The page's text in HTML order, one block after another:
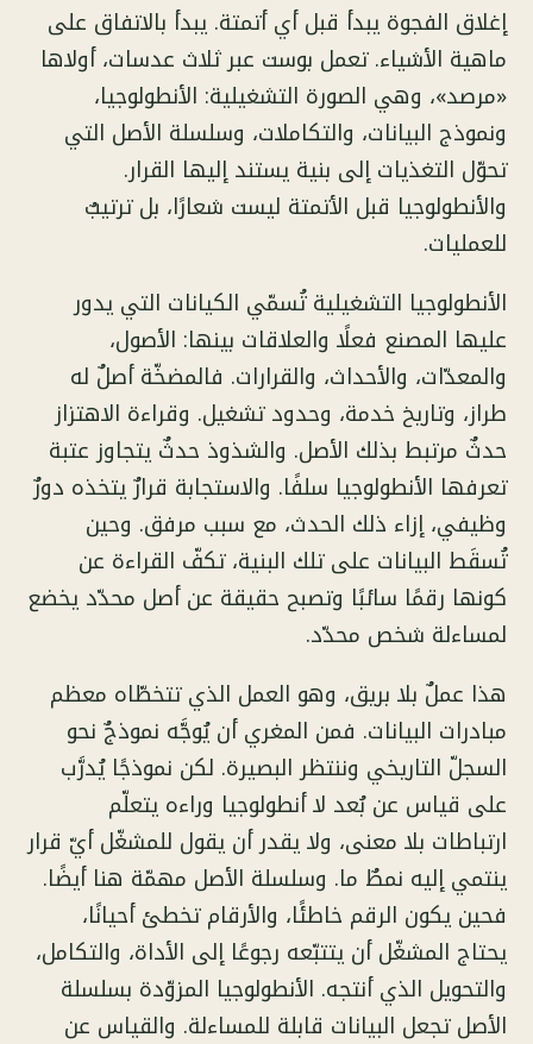
إغلاق الفجوة يبدأ قبل أي أتمتة. يبدأ بالاتفاق على
ماهية الأشياء. تعمل بوست عبر ثلاث عدسات، أولاها
«مرصد»، وهي الصورة التشغيلية: الأنطولوجيا،
ونموذج البيانات، والتكاملات، وسلسلة الأصل التي
تحوّل التغذيات إلى بنية يستند إليها القرار.
والأنطولوجيا قبل الأتمتة ليست شعارًا، بل ترتيبٌ
للعمليات.
الأنطولوجيا التشغيلية تُسمّي الكيانات التي يدور
عليها المصنع فعلًا والعلاقات بينها: الأصول،
والمعدّات، والأحداث، والقرارات. فالمضخّة أصلٌ له
طراز، وتاريخ خدمة، وحدود تشغيل. وقراءة الاهتزاز
حدثٌ مرتبط بذلك الأصل. والشذوذ حدثٌ يتجاوز عتبة
تعرفها الأنطولوجيا سلفًا. والاستجابة قرارٌ يتخذه دورٌ
وظيفي، إزاء ذلك الحدث، مع سبب مرفق. وحين
تُسقَط البيانات على تلك البنية، تكفّ القراءة عن
كونها رقمًا سائبًا وتصبح حقيقة عن أصل محدّد يخضع
لمساءلة شخص محدّد.
هذا عملٌ بلا بريق، وهو العمل الذي تتخطّاه معظم
مبادرات البيانات. فمن المغري أن يُوجَّه نموذجٌ نحو
السجلّ التاريخي وننتظر البصيرة. لكن نموذجًا يُدرَّب
على قياس عن بُعد لا أنطولوجيا وراءه يتعلّم
ارتباطات بلا معنى، ولا يقدر أن يقول للمشغّل أيّ قرار
ينتمي إليه نمطٌ ما. وسلسلة الأصل مهمّة هنا أيضًا.
فحين يكون الرقم خاطئًا، والأرقام تخطئ أحيانًا،
يحتاج المشغّل أن يتتبّعه رجوعًا إلى الأداة، والتكامل،
والتحويل الذي أنتجه. الأنطولوجيا المزوّدة بسلسلة
الأصل تجعل البيانات قابلة للمساءلة. والقياس عن